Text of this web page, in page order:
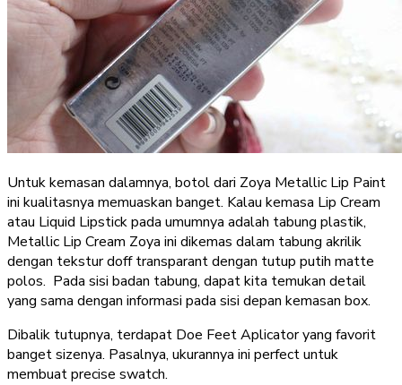
Untuk kemasan dalamnya, botol dari Zoya Metallic Lip Paint
ini kualitasnya memuaskan banget. Kalau kemasa Lip Cream
atau Liquid Lipstick pada umumnya adalah tabung plastik,
Metallic Lip Cream Zoya ini dikemas dalam tabung akrilik
dengan tekstur doff transparant dengan tutup putih matte
polos. Pada sisi badan tabung, dapat kita temukan detail
yang sama dengan informasi pada sisi depan kemasan box.
Dibalik tutupnya, terdapat Doe Feet Aplicator yang favorit
banget sizenya. Pasalnya, ukurannya ini perfect untuk
membuat precise swatch.